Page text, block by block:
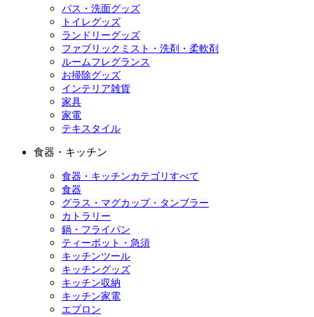
バス・洗面グッズ
トイレグッズ
ランドリーグッズ
ファブリックミスト・洗剤・柔軟剤
ルームフレグランス
お掃除グッズ
インテリア雑貨
家具
家電
テキスタイル
食器・キッチン
食器・キッチンカテゴリすべて
食器
グラス・マグカップ・タンブラー
カトラリー
鍋・フライパン
ティーポット・急須
キッチンツール
キッチングッズ
キッチン収納
キッチン家電
エプロン